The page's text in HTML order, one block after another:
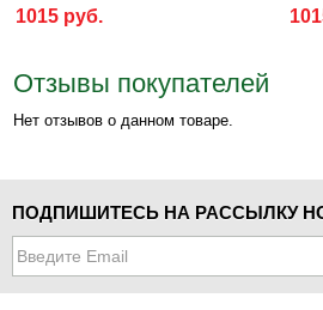
1015 руб.
Отзывы покупателей
Нет отзывов о данном товаре.
ПОДПИШИТЕСЬ НА РАССЫЛКУ